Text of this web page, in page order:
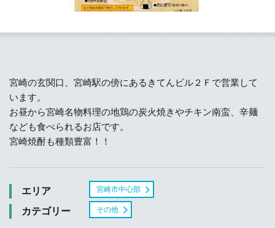
宮崎の玄関口、宮崎駅の傍にあるきてんビル２Ｆで営業して
います。
お昼から宮崎名物料理の地鶏の炭火焼きやチキン南蛮、辛麺
なども食べられるお店です。
宮崎焼酎も種類豊富！！
エリア 宮崎市中心部
カテゴリー その他